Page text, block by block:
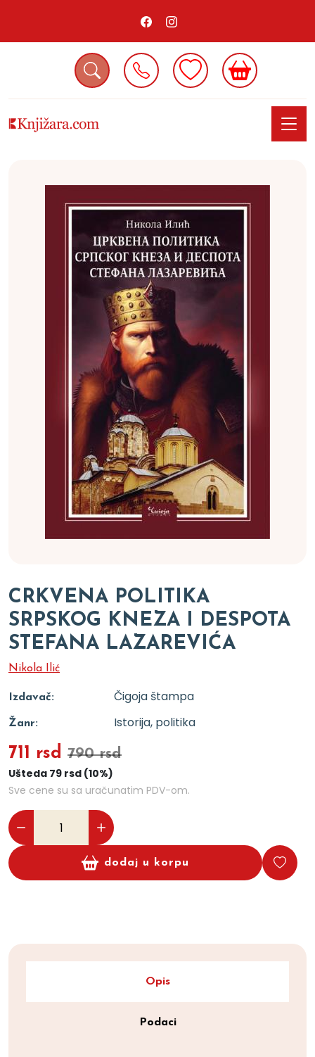
CRKVENA POLITIKA
SRPSKOG KNEZA I DESPOTA
STEFANA LAZAREVIĆA
Nikola Ilić
Izdavač: Čigoja štampa
Žanr: Istorija, politika
711 rsd 790 rsd
Ušteda 79 rsd (10%)
Sve cene su sa uračunatim PDV-om.
dodaj u korpu
Opis
Podaci